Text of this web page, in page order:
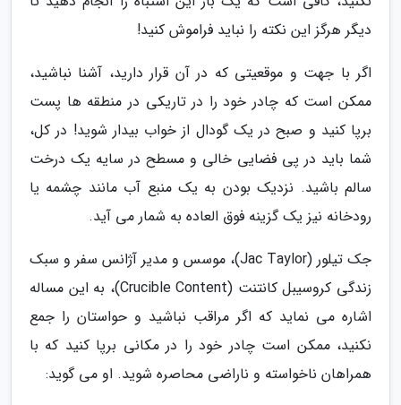
دیگر هرگز این نکته را نباید فراموش کنید!
اگر با جهت و موقعیتی که در آن قرار دارید، آشنا نباشید،
ممکن است که چادر خود را در تاریکی در منطقه ها پست
برپا کنید و صبح در یک گودال از خواب بیدار شوید! در کل،
شما باید در پی فضایی خالی و مسطح در سایه یک درخت
سالم باشید. نزدیک بودن به یک منبع آب مانند چشمه یا
رودخانه نیز یک گزینه فوق العاده به شمار می آید.
جک تیلور (Jac Taylor)، موسس و مدیر آژانس سفر و سبک
زندگی کروسیبل کانتنت (Crucible Content)، به این مساله
اشاره می نماید که اگر مراقب نباشید و حواستان را جمع
نکنید، ممکن است چادر خود را در مکانی برپا کنید که با
همراهان ناخواسته و ناراضی محاصره شوید. او می گوید: